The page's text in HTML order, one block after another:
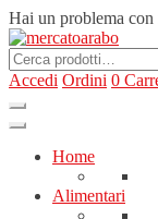
Hai un problema
Cerca:
Accedi Ordini 0
Home
Alimentari